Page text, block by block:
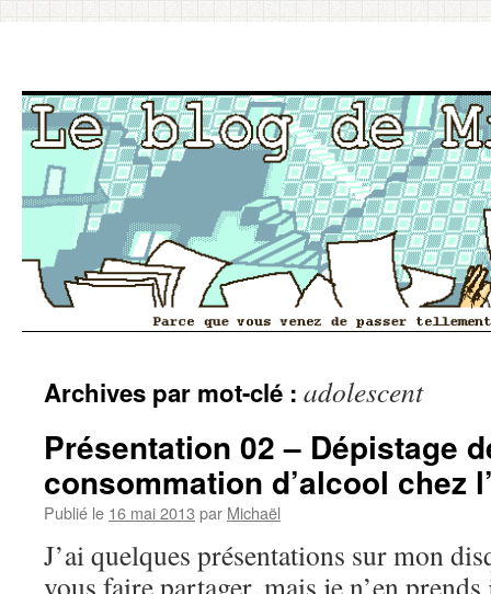
au
contenu
Archives par mot-clé : adolescent
Présentation 02 – Dépistage
consommation d’alcool chez
Publié le 16 mai 2013 par Michaël
J’ai quelques présentations sur mon
vous faire partager, mais je n’en